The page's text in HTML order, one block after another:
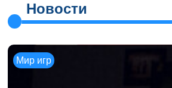
Новости
Мир игр